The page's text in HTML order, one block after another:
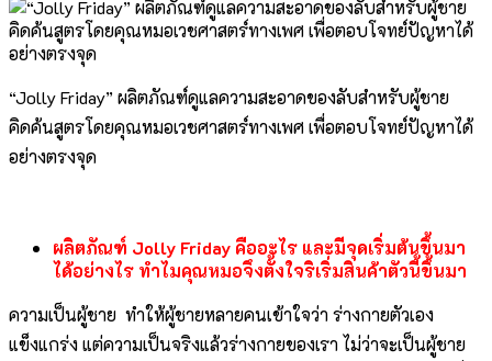
“Jolly Friday” ผลิตภัณฑ์ดูแลความสะอาดของลับสำหรับผู้ชาย
คิดค้นสูตรโดยคุณหมอเวชศาสตร์ทางเพศ เพื่อตอบโจทย์ปัญหาได้
อย่างตรงจุด
ผลิตภัณฑ์ Jolly Friday คืออะไร และมีจุดเริ่มต้นขึ้นมา
ได้อย่างไร ทำไมคุณหมอจึงตั้งใจริเริ่มสินค้าตัวนี้ขึ้นมา
ความเป็นผู้ชาย ทำให้ผู้ชายหลายคนเข้าใจว่า ร่างกายตัวเอง
แข็งแกร่ง แต่ความเป็นจริงแล้วร่างกายของเรา ไม่ว่าจะเป็นผู้ชาย